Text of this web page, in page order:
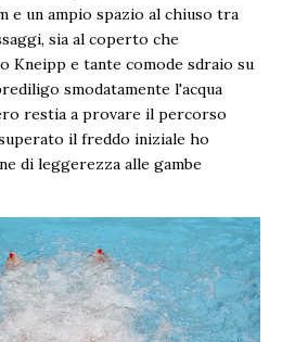
e un ampio spazio al chiuso tra
sia al coperto che
Kneipp e tante comode sdraio su
smodatamente l'acqua
restia a provare il percorso
il freddo iniziale ho
di leggerezza alle gambe